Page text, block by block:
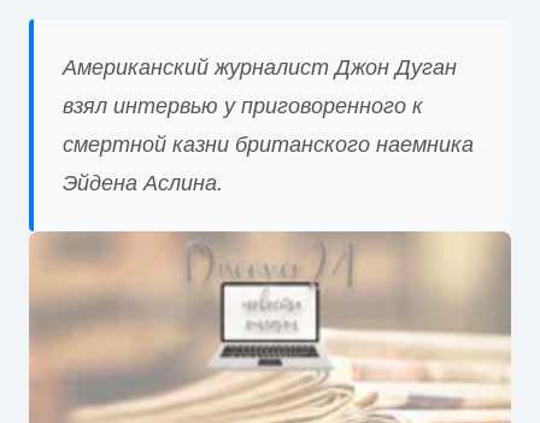
Американский журналист Джон Дуган
взял интервью у приговоренного к
смертной казни британского наемника
Эйдена Аслина.